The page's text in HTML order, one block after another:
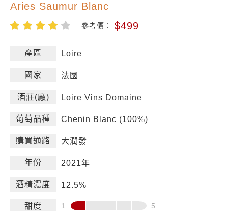
Aries Saumur Blanc
參考價： $499
產區 Loire
國家 法國
酒莊(廠) Loire Vins Domaine
葡萄品種 Chenin Blanc (100%)
購買通路 大潤發
年份 2021年
酒精濃度 12.5%
甜度